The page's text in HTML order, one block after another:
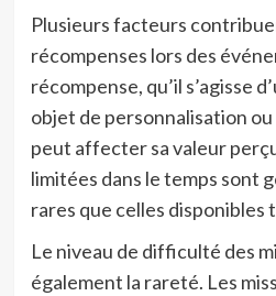
Plusieurs facteurs
récompenses lors des
récompense, qu’il s’agisse
objet de personnalisation ou
peut affecter sa valeur
limitées dans le temps sont
rares que celles disponibles
Le niveau de difficulté des
également la rareté. Les